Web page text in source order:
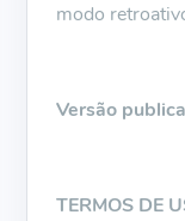
modo
Versão
TERMOS DE